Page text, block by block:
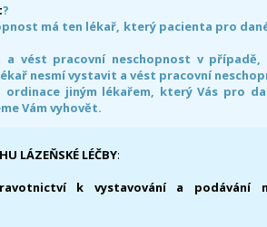
?
má ten lékař, který pacienta pro
vést pracovní neschopnost v
nesmí vystavit a vést pracovní
jiným lékařem, který Vás pro
Vám vyhovět.
LÁZEŇSKÉ LÉČBY:
k vystavování a podávání